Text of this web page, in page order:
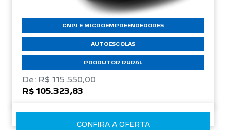
CNPJ E MICROEMPREENDEDORES
AUTOESCOLAS
PRODUTOR RURAL
De: R$ 115.550,00
R$ 105.323,83
CONFIRA A OFERTA